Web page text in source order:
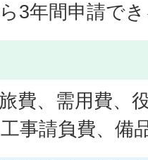
ら3年間申請で
費、需用費、
事請負費、備